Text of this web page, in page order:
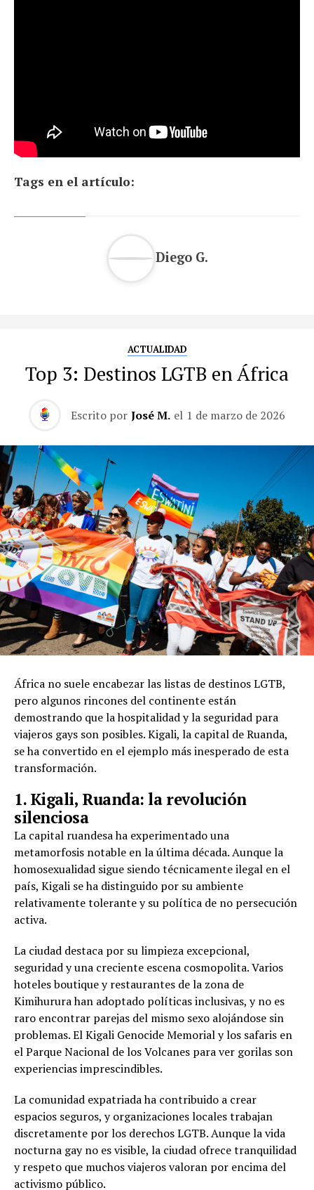
Tags en el artículo:
Diego G.
ACTUALIDAD
Top 3: Destinos LGTB en África
Escrito por José M. el 1 de marzo de 2026
África no suele encabezar las listas de destinos LGTB,
pero algunos rincones del continente están
demostrando que la hospitalidad y la seguridad para
viajeros gays son posibles. Kigali, la capital de Ruanda,
se ha convertido en el ejemplo más inesperado de esta
transformación.
1. Kigali, Ruanda: la revolución
silenciosa
La capital ruandesa ha experimentado una
metamorfosis notable en la última década. Aunque la
homosexualidad sigue siendo técnicamente ilegal en el
país, Kigali se ha distinguido por su ambiente
relativamente tolerante y su política de no persecución
activa.
La ciudad destaca por su limpieza excepcional,
seguridad y una creciente escena cosmopolita. Varios
hoteles boutique y restaurantes de la zona de
Kimihurura han adoptado políticas inclusivas, y no es
raro encontrar parejas del mismo sexo alojándose sin
problemas. El Kigali Genocide Memorial y los safaris en
el Parque Nacional de los Volcanes para ver gorilas son
experiencias imprescindibles.
La comunidad expatriada ha contribuido a crear
espacios seguros, y organizaciones locales trabajan
discretamente por los derechos LGTB. Aunque la vida
nocturna gay no es visible, la ciudad ofrece tranquilidad
y respeto que muchos viajeros valoran por encima del
activismo público.